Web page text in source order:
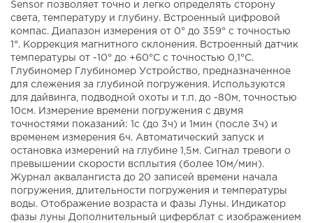
Sensor позволяет точно и легко определять сторону
света, температуру и глубину. Встроенный цифровой
компас. Диапазон измерения от 0° до 359° с точностью
1°. Коррекция магнитного склонения. Встроенный датчик
температуры от -10° до +60°С с точностью 0,1°C.
Глубиномер Глубиномер Устройство, предназначенное
для слежения за глубиной погружения. Используются
для дайвинга, подводной охоты и т.п. до -80м, точностью
10см. Измерение времени погружения с двумя
точностями показаний: 1с (до 3ч) и 1мин (после 3ч) и
временем измерения 6ч. Автоматический запуск и
остановка измерений на глубине 1,5м. Сигнал тревоги о
превышении скорости всплытия (более 10м/мин).
Журнал аквалангиста до 20 записей времени начала
погружения, длительности погружения и температуры
воды. Отображение возраста и фазы Луны. Индикатор
фазы луны Дополнительный циферблат с изображением